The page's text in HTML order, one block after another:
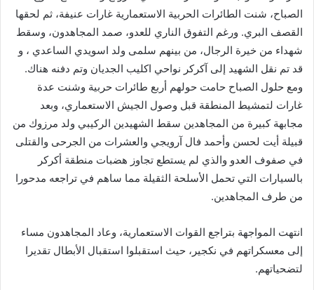
الصباح، شنت الطائرات الحربية الاستعمارية غارات عنيفة، ثم لحقها
القصف البري. ورغم التفوق الناري للعدو، صمد المجاهدون، وسقط
شهداء من خيرة الرجال، من بينهم سلمى ولد اسويدي الساعدي ، و
قد تم نقل الشهيد إلى آكركر نواحي اكليب الجديان وتم دفنه هناك.
ومع حلول الصباح حامت حولهم أربع طائرات حربية وشنت عدة
غارات لتمشيط المنطقة قبل وصول الجيش الاستعماري، وبعد
مجابهة كبيرة من المجاهدين سقط الشهيدين الركيبي ولد مرزوك من
قبيلة أيت لحسن وأحمد فال آرويجي والعشرات من الجرحى والقتلى
في صفوف العدو والذي لم يستطع تجاوز هضبات منطقة أكركر
بالسيارات التي تحمل الأسلحة الثقيلة مما ساهم في تراجعه مدحورا
من طرف المجاهدين.
انتهت المواجهة بتراجع القوات الاستعمارية، وعاد المجاهدون مساء
إلى معسكراتهم في نكجير، حيث استقبلوا استقبال الأبطال تقديرا
لتضحياتهم.